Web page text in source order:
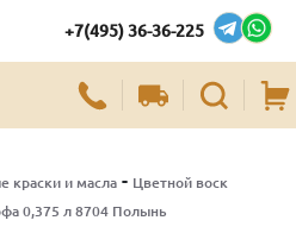
+7(495) 36-36-225
краски и масла - Цветной воск
0,375 л 8704 Полынь